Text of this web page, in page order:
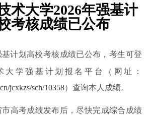
术大学2026年强基计
考核成绩已公布
计划高校考核成绩已公布， 考生可登
大学强基计划报名平台（ 网址：
jcxkzs/sch/10358）查询本人成绩。
高考成绩发布后，尽快完成综合成绩